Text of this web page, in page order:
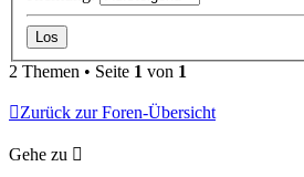
2 Themen • Seite 1 von 1
Zurück zur Foren-Übersicht
Gehe zu